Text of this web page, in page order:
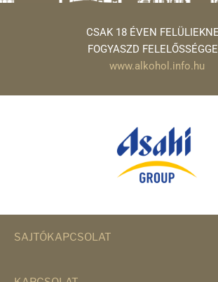
CSAK 18 ÉVEN
FOGYASZD
www.alkohol.info.hu
SAJTÓKAPCSOLAT